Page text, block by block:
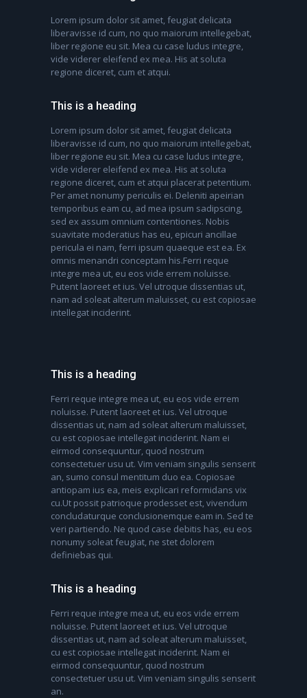
Lorem ipsum dolor sit amet, feugiat delicata
liberavisse id cum, no quo maiorum intellegebat,
liber regione eu sit. Mea cu case ludus integre,
vide viderer eleifend ex mea. His at soluta
regione diceret, cum et atqui.
This is a heading
Lorem ipsum dolor sit amet, feugiat delicata
liberavisse id cum, no quo maiorum intellegebat,
liber regione eu sit. Mea cu case ludus integre,
vide viderer eleifend ex mea. His at soluta
regione diceret, cum et atqui placerat petentium.
Per amet nonumy periculis ei. Deleniti apeirian
temporibus eam cu, ad mea ipsum sadipscing,
sed ex assum omnium contentiones. Nobis
suavitate moderatius has eu, epicuri ancillae
pericula ei nam, ferri ipsum quaeque est ea. Ex
omnis menandri conceptam his.Ferri reque
integre mea ut, eu eos vide errem noluisse.
Putent laoreet et ius. Vel utroque dissentias ut,
nam ad soleat alterum maluisset, cu est copiosae
intellegat inciderint.
This is a heading
Ferri reque integre mea ut, eu eos vide errem
noluisse. Putent laoreet et ius. Vel utroque
dissentias ut, nam ad soleat alterum maluisset,
cu est copiosae intellegat inciderint. Nam ei
eirmod consequuntur, quod nostrum
consectetuer usu ut. Vim veniam singulis senserit
an, sumo consul mentitum duo ea. Copiosae
antiopam ius ea, meis explicari reformidans vix
cu.Ut possit patrioque prodesset est, vivendum
concludaturque conclusionemque eam in. Sed te
veri partiendo. Ne quod case debitis has, eu eos
nonumy soleat feugiat, ne stet dolorem
definiebas qui.
This is a heading
Ferri reque integre mea ut, eu eos vide errem
noluisse. Putent laoreet et ius. Vel utroque
dissentias ut, nam ad soleat alterum maluisset,
cu est copiosae intellegat inciderint. Nam ei
eirmod consequuntur, quod nostrum
consectetuer usu ut. Vim veniam singulis senserit
an.